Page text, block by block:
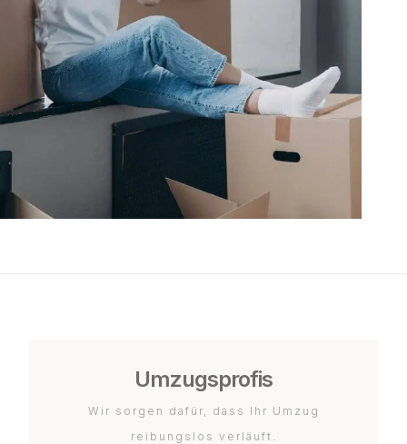
Umzugsprofis
Wir sorgen dafür, dass Ihr Umzug
reibungslos verläuft.